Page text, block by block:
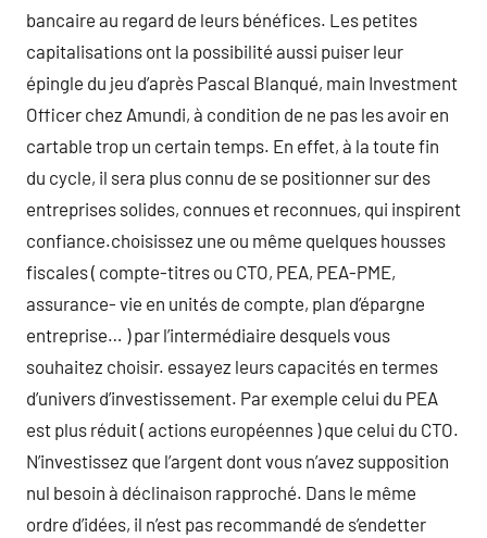
bancaire au regard de leurs bénéfices. Les petites
capitalisations ont la possibilité aussi puiser leur
épingle du jeu d’après Pascal Blanqué, main Investment
Officer chez Amundi, à condition de ne pas les avoir en
cartable trop un certain temps. En effet, à la toute fin
du cycle, il sera plus connu de se positionner sur des
entreprises solides, connues et reconnues, qui inspirent
confiance.choisissez une ou même quelques housses
fiscales ( compte-titres ou CTO, PEA, PEA-PME,
assurance- vie en unités de compte, plan d’épargne
entreprise… ) par l’intermédiaire desquels vous
souhaitez choisir. essayez leurs capacités en termes
d’univers d’investissement. Par exemple celui du PEA
est plus réduit ( actions européennes ) que celui du CTO.
N’investissez que l’argent dont vous n’avez supposition
nul besoin à déclinaison rapproché. Dans le même
ordre d’idées, il n’est pas recommandé de s’endetter